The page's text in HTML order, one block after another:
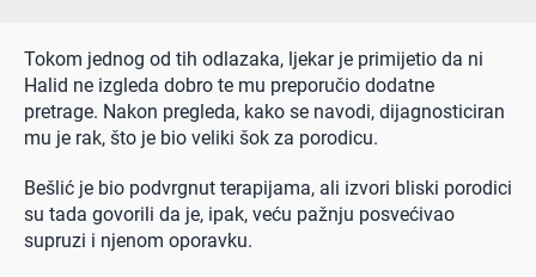
Tokom jednog od tih odlazaka, ljekar je primijetio da ni
Halid ne izgleda dobro te mu preporučio dodatne
pretrage. Nakon pregleda, kako se navodi, dijagnosticiran
mu je rak, što je bio veliki šok za porodicu.
Bešlić je bio podvrgnut terapijama, ali izvori bliski porodici
su tada govorili da je, ipak, veću pažnju posvećivao
supruzi i njenom oporavku.